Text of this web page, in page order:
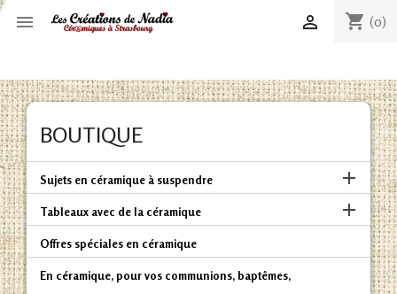
 shopping_cart (0)

BOUTIQUE
Sujets en céramique à suspendre 
Tableaux avec de la céramique 
Offres spéciales en céramique
En céramique, pour vos communions, baptêmes,